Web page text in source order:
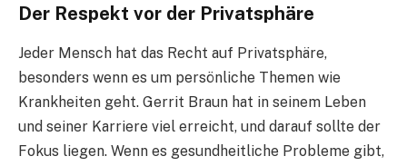
Der Respekt vor der Privatsphäre
Jeder Mensch hat das Recht auf Privatsphäre,
besonders wenn es um persönliche Themen wie
Krankheiten geht. Gerrit Braun hat in seinem Leben
und seiner Karriere viel erreicht, und darauf sollte der
Fokus liegen. Wenn es gesundheitliche Probleme gibt,